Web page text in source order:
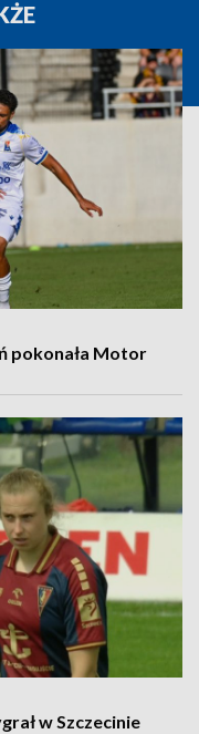
pokonała Motor
w Szczecinie